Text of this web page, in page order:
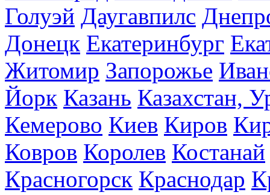
Голуэй Даугавпилс
Донецк Екатеринбург
Житомир Запорожье
Йорк Казань Казахстан,
Кемерово Киев Киров
Ковров Королев Костанай
Красногорск Краснодар